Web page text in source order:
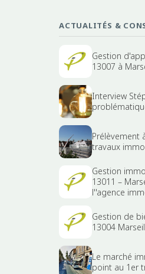
ACTUALITÉS &
Gestion
13007 à
Interview
Prélèvement
travaux
Gestion
13011 –
l''agence
Gestion de
13004
Le marché
point au 1er